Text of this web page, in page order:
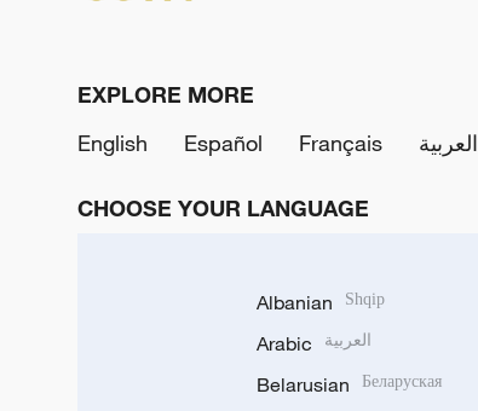
EXPLORE MORE
English
Español Français العربية
CHOOSE YOUR LANGUAGE
Albanian Shqip
Arabic العربية
Belarusian Беларуская